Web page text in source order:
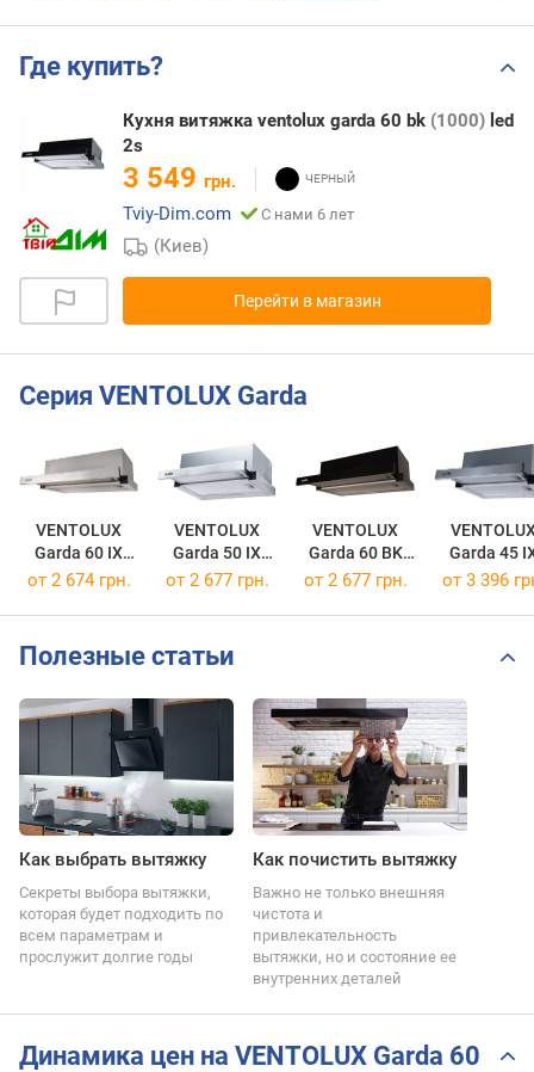
Где купить?
Кухня витяжка ventolux garda 60 bk (1000) led
2s
3 549 грн.
Tviy-Dim.com
С нами 6 лет
(Киев)
Перейти в магазин
Серия VENTOLUX Garda
VENTOLUX
Garda 60 IX
700 LED 2S
VENTOLUX
Garda 50 IX
700 LED 2S
VENTOLUX
Garda 60 BK
700 LED 2S
Garda 45
700 LED
от 2 674 грн. от 2 677 грн. от 2 677 грн. от 3 396
Полезные статьи
Как выбрать вытяжку
Секреты выбора вытяжки,
которая будет подходить по
всем параметрам и
прослужит долгие годы
Как почистить вытяжку
Важно не только внешняя
чистота и
привлекательность
вытяжки, но и состояние ее
внутренних деталей
Динамика цен на VENTOLUX Garda 60